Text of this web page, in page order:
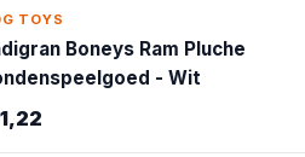
TOYS
Boneys Ram Pluche
- Wit